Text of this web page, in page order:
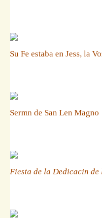
Su Fe estaba en Jess, la
Sermn de San Len Magno
Fiesta de la Dedicacin